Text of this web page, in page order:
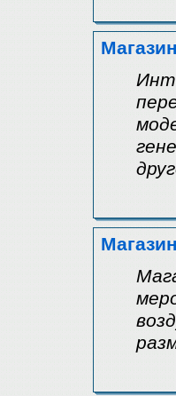
Магазин
Магазин